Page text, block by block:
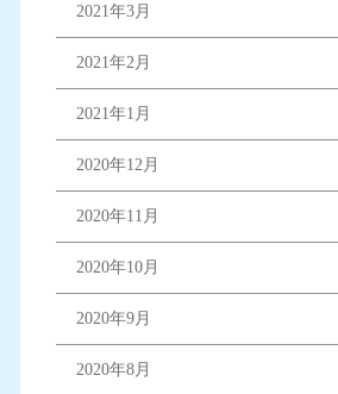
2021年3月
2021年2月
2021年1月
2020年12月
2020年11月
2020年10月
2020年9月
2020年8月